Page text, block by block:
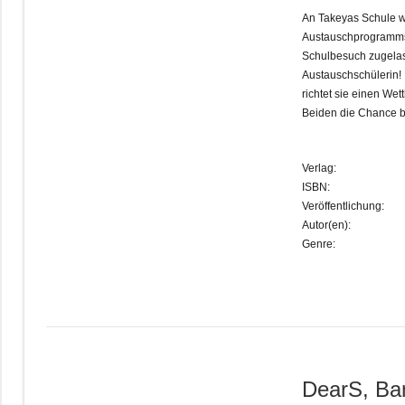
An Takeyas Schule
Schulbesuch
Austauschschülerin!
richtet sie einen
Beiden die Chance
Verlag:
ISBN:
Veröffentlichung:
Autor(en):
Genre:
DearS,